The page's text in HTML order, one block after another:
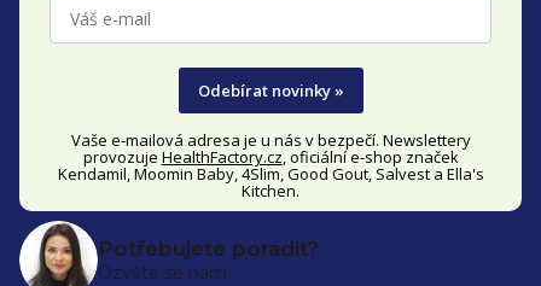
Odebírat novinky »
Vaše e-mailová adresa je u nás v bezpečí. Newslettery
provozuje HealthFactory.cz, oficiálníe-shop značek
Kendamil, Moomin Baby, 4Slim, Good Gout, Salvest a Ella's
Kitchen.
Potřebujete poradit?
Ozvěte se nám